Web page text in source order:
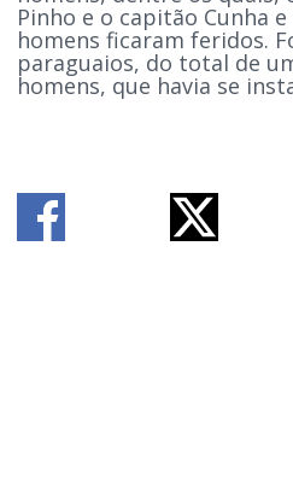
Pinho e o capitão Cunha
homens ficaram feridos.
paraguaios, do total de
homens, que havia se